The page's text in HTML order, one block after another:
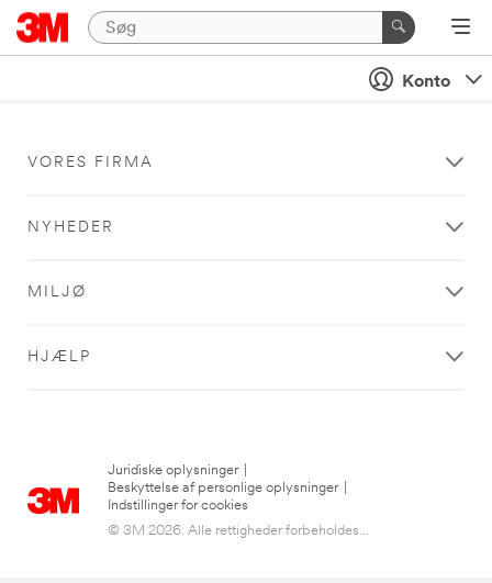
Konto
VORES FIRMA
NYHEDER
MILJØ
HJÆLP
Juridiske oplysninger
Beskyttelse af personlige oplysninger
Indstillinger for cookies
© 3M 2026. Alle rettigheder forbeholdes...